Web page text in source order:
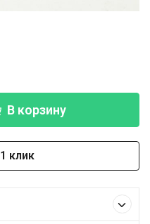
В корзину
клик